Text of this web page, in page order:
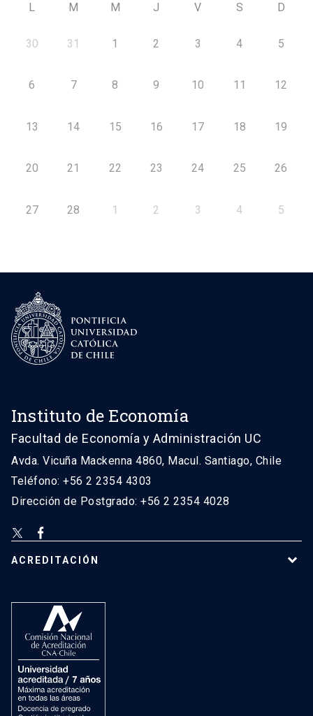
L M M J V S D
30 31 1 2 3 4 5
6 7 8 9 10 11 12
13 14 15 16 17 18 19
20 21 22 23 24 25 26
27 28 1 2 3 4 5
Instituto de Economía
Facultad de Economía y Administración UC
Avda. Vicuña Mackenna 4860, Macul. Santiago, Chile
Teléfono: +56 2 2354 4303
Dirección de Postgrado: +56 2 2354 4028
ACREDITACIÓN